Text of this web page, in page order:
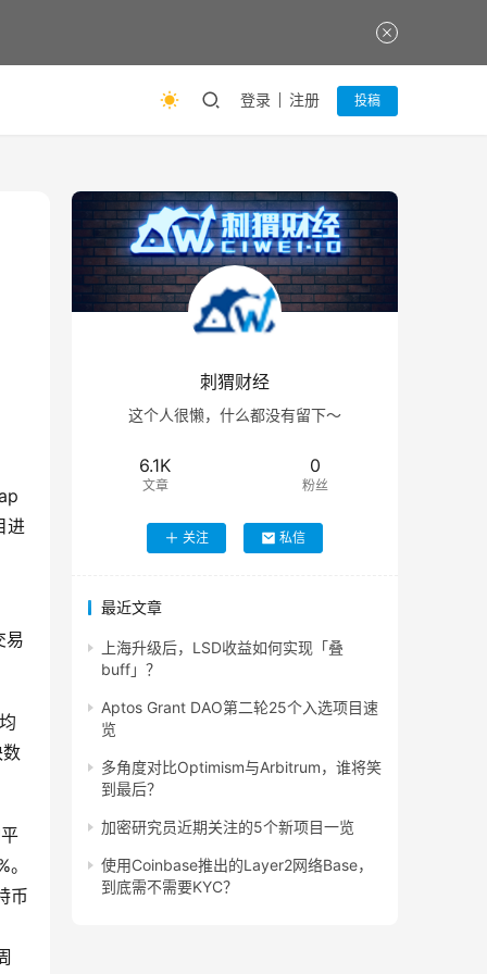
登录 注册 投稿
进
易
币
刺猬财经
这个人很懒，什么都没有留下～
6.1K
文章
0
粉丝
关注 私信
最近文章
上海升级后，LSD收益如何实现「叠
buff」？
Aptos Grant DAO第二轮25个入选项目速
览
多角度对比Optimism与Arbitrum，谁将笑
到最后？
加密研究员近期关注的5个新项目一览
使用Coinbase推出的Layer2网络Base，
到底需不需要KYC？